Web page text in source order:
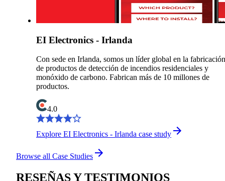
EI Electronics - Irlanda
Con sede en Irlanda, somos un líder global en la fabricación
de productos de detección de incendios residenciales y
monóxido de carbono. Fabrican más de 10 millones de
productos.
4.0
Explore EI Electronics - Irlanda case study
Browse all Case Studies
RESEÑAS Y TESTIMONIOS